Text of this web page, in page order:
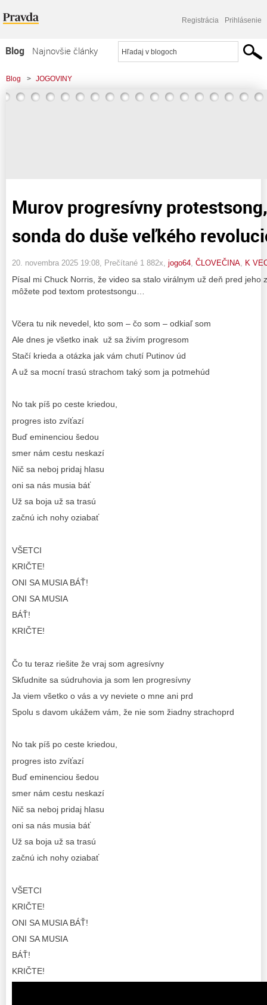
Registrácia Prihlásenie
Blog
Najnovšie články
Najčítanejšie články
Najkomentovanejšie články
Blog > JOGOVINY
> Murov progresívny protestsong, alebo Malá sonda do duše veľkého
Murov progresívny
sonda do duše veľkého
20. novembra 2025 19:08 , Prečítané 1 882x, jogo64 ČLOVEČINA K
Písal mi Chuck Norris, že video sa stalo virálnym už deň pred
môžete pod textom protestsongu…
Včera tu nik nevedel, kto som – čo som – odkiaľ som
Ale dnes je všetko inak už sa živím progresom
Stačí krieda a otázka jak vám chutí Putinov úd
A už sa mocní trasú strachom taký som ja potmehúd
No tak píš po ceste kriedou,
progres isto zvíťazí
Buď eminenciou šedou
smer nám cestu neskazí
Nič sa neboj pridaj hlasu
oni sa nás musia báť
Už sa boja už sa trasú
začnú ich nohy oziabať
VŠETCI
KRIČTE!
ONI SA MUSIA BÁŤ!
ONI SA MUSIA
BÁŤ!
KRIČTE!
Čo tu teraz riešite že vraj som agresívny
Skľudnite sa súdruhovia ja som len progresívny
Ja viem všetko o vás a vy neviete o mne ani prd
Spolu s davom ukážem vám, že nie som žiadny strachoprd
No tak píš po ceste kriedou,
progres isto zvíťazí
Buď eminenciou šedou
smer nám cestu neskazí
Nič sa neboj pridaj hlasu
oni sa nás musia báť
Už sa boja už sa trasú
začnú ich nohy oziabať
VŠETCI
KRIČTE!
ONI SA MUSIA BÁŤ!
ONI SA MUSIA
BÁŤ!
KRIČTE!